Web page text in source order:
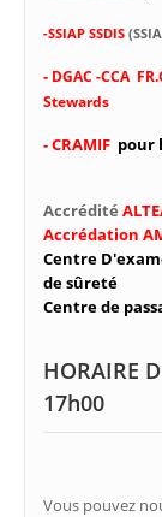
-SSIAP SSDIS
- DGAC -CCA
Stewards
- CRAMIF pour
Accrédité
Accrédation
Centre
de sûreté
Centre de
HORAIRE
17h00
Vous pouvez